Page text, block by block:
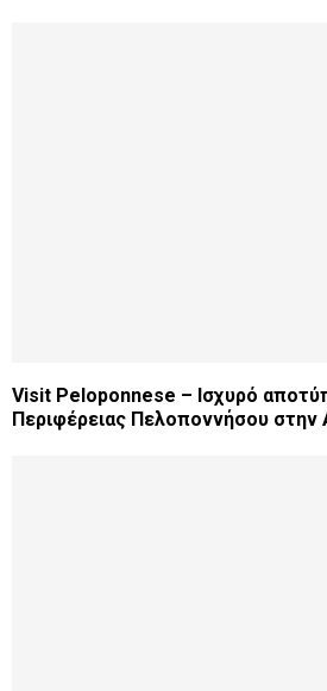
Visit Peloponnese – Ισχυρό
Περιφέρειας Πελοποννήσου στην